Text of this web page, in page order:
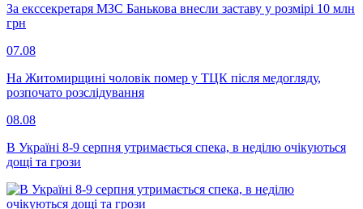
За екссекретаря МЗС Банькова внесли заставу у розмірі 10 млн
грн
07.08
На Житомирщині чоловік помер у ТЦК після медогляду,
розпочато розслідування
08.08
В Україні 8-9 серпня утримається спека, в неділю очікуються
дощі та грози